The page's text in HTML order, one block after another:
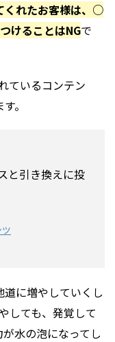
くれたお客様は、○
けることはNGで
ているコンテン
。
と引き換えに投
に増やしていくし
しても、発覚して
水の泡になってし